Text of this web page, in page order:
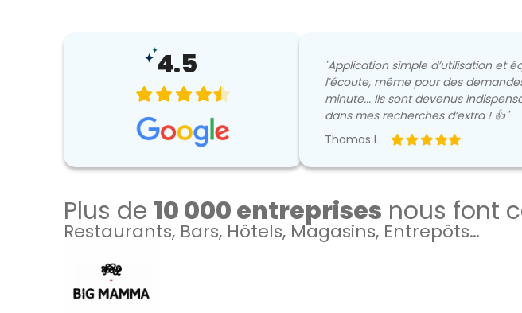
4.5
"Application simple d’utilisation et
l’écoute, même pour des
minute... Ils sont devenus
dans mes recherches d’extra ! 👍"
Thomas L.
Plus de 10 000 entreprises nous font
Restaurants, Bars, Hôtels, Magasins, Entrepôts…